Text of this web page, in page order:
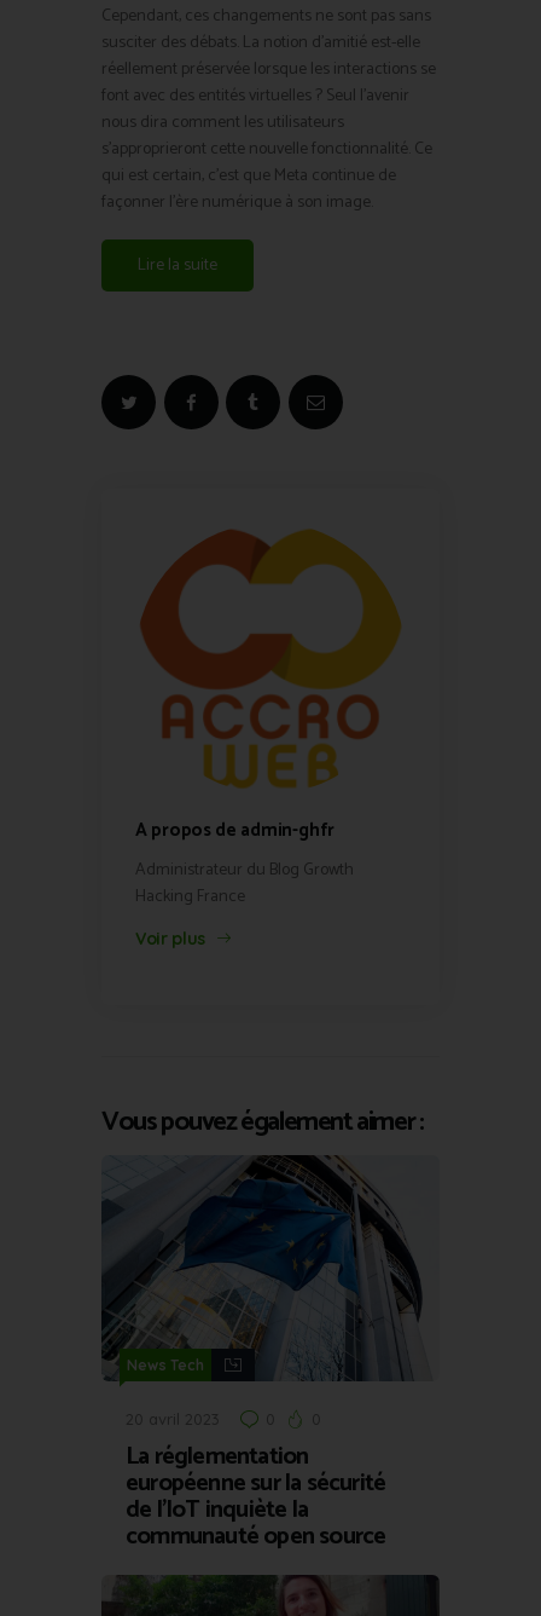
Cependant, ces changements ne sont pas sans
susciter des débats. La notion d’amitié est-elle
réellement préservée lorsque les interactions se
font avec des entités virtuelles ? Seul l’avenir
nous dira comment les utilisateurs
s’approprieront cette nouvelle fonctionnalité. Ce
qui est certain, c’est que Meta continue de
façonner l’ère numérique à son image.
Lire la suite
A propos de admin-ghfr
Administrateur du Blog Growth
Hacking France
Voir plus
Vous pouvez également aimer :
News Tech
20 avril 2023 0 0
La réglementation
européenne sur la sécurité
de l’IoT inquiète la
communauté open source